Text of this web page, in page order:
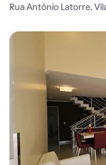
Rua Antônio Latorre,